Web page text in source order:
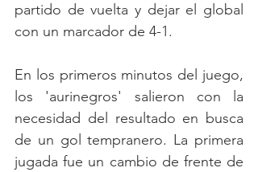
partido de vuelta y dejar el global
con un marcador de 4-1.
En los primeros minutos del juego,
los 'aurinegros' salieron con la
necesidad del resultado en busca
de un gol tempranero. La primera
jugada fue un cambio de frente de